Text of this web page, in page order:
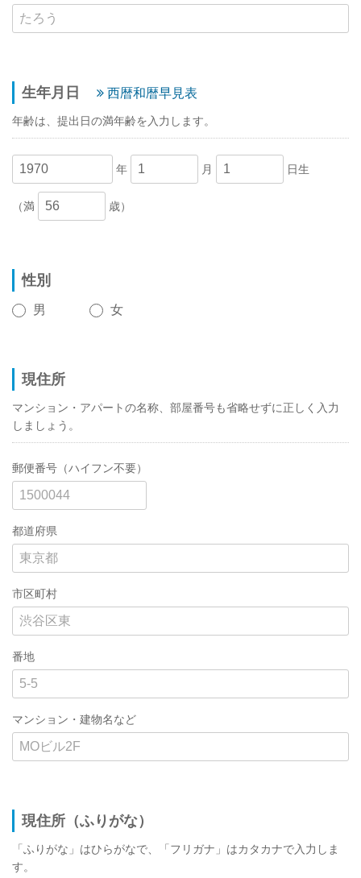
生年月日 西暦和暦早見表
年齢は、提出日の満年齢を入力します。
年 月 日生
（満 歳）
性別
男 女
現住所
マンション・アパートの名称、部屋番号も省略せずに正しく入力
しましょう。
郵便番号（ハイフン不要）
都道府県
市区町村
番地
マンション・建物名など
現住所（ふりがな）
「ふりがな」はひらがなで、「フリガナ」はカタカナで入力しま
す。